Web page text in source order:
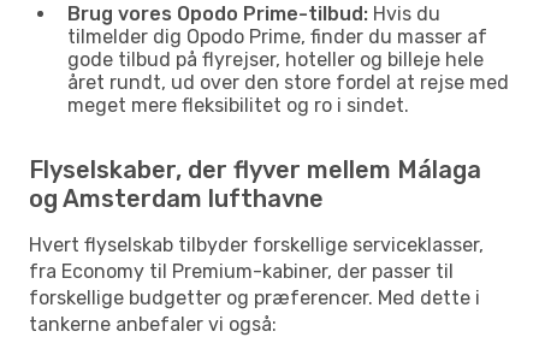
Brug vores Opodo Prime-tilbud: Hvis du
tilmelder dig Opodo Prime, finder du masser af
gode tilbud på flyrejser, hoteller og billeje hele
året rundt, ud over den store fordel at rejse med
meget mere fleksibilitet og ro i sindet.
Flyselskaber, der flyver mellem Málaga
og Amsterdam lufthavne
Hvert flyselskab tilbyder forskellige serviceklasser,
fra Economy til Premium-kabiner, der passer til
forskellige budgetter og præferencer. Med dette i
tankerne anbefaler vi også: